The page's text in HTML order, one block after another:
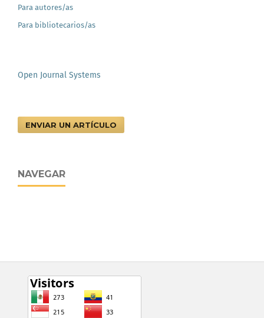
Para autores/as
Para bibliotecarios/as
Open Journal Systems
ENVIAR UN ARTÍCULO
NAVEGAR